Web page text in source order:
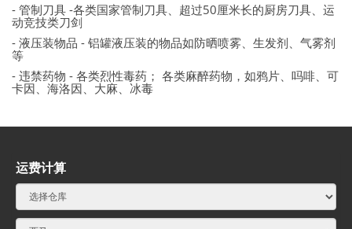
- 管制刀具 -各类国家管制刀具、超过50厘米长的厨房刀具、运
动竞技类刀剑
- 液压装物品 - 铝罐液压装的物品如防晒喷雾、生发剂、气雾剂
等
- 违禁药物 - 各类烈性毒药； 各类麻醉药物，如鸦片、吗啡、可
卡因、海洛因、大麻、冰毒
运费计算